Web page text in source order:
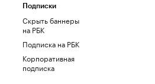
Подписки
Скрыть баннеры
на РБК
Подписка на РБК
Корпоративная
подписка